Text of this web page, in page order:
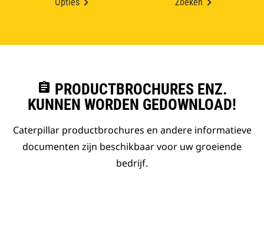
Opties
Zoeken
assignment PRODUCTBROCHURES ENZ.
KUNNEN WORDEN GEDOWNLOAD!
Caterpillar productbrochures en andere informatieve
documenten zijn beschikbaar voor uw groeiende
bedrijf.